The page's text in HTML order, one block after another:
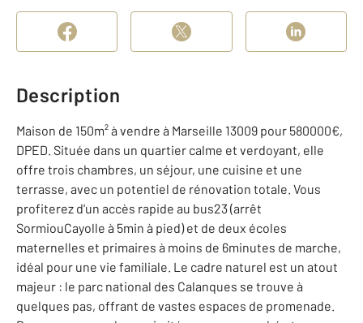
Description
Maison de 150m² à vendre à Marseille 13009 pour 580000€,
DPED. Située dans un quartier calme et verdoyant, elle
offre trois chambres, un séjour, une cuisine et une
terrasse, avec un potentiel de rénovation totale. Vous
profiterez d'un accès rapide au bus23 (arrêt
SormiouCayolle à 5min à pied) et de deux écoles
maternelles et primaires à moins de 6minutes de marche,
idéal pour une vie familiale. Le cadre naturel est un atout
majeur : le parc national des Calanques se trouve à
quelques pas, offrant de vastes espaces de promenade.